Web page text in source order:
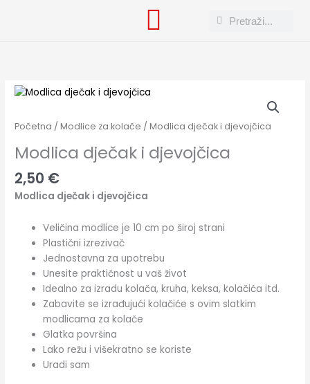
Search
Search
Početna /Modlice za kolače / Modlica dječak i djevojčica
Modlica dječak i djevojčica
2,50 €
Modlica dječak i djevojčica
Veličina modlice je 10 cm po široj strani
Plastični izrezivač
Jednostavna za upotrebu
Unesite praktičnost u vaš život
Idealno za izradu kolača, kruha, keksa, kolačića itd.
Zabavite se izrađujući kolačiće s ovim slatkim
modlicama za kolače
Glatka površina
Lako režu i višekratno se koriste
Uradi sam
Modlica
i
količina